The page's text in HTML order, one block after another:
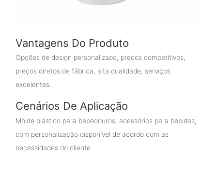
Vantagens Do Produto
Opções de design personalizado, preços competitivos,
preços diretos de fábrica, alta qualidade, serviços
excelentes.
Cenários De Aplicação
Molde plástico para bebedouros, acessórios para bebidas,
com personalização disponível de acordo com as
necessidades do cliente.